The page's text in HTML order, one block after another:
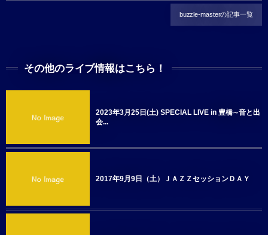
buzzle-masterの記事一覧
その他のライブ情報はこちら！
2023年3月25日(土) SPECIAL LIVE in 豊橋∼音と出
会...
2017年9月9日（土）ＪＡＺＺセッションＤＡＹ